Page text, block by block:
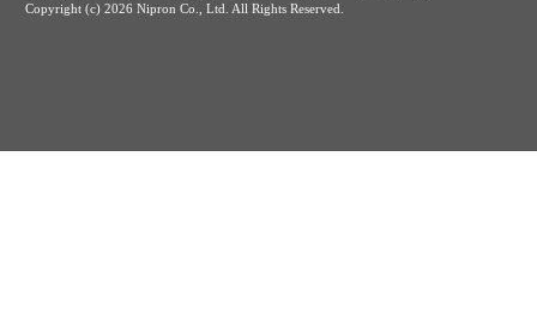
Copyright (c) 2026 Nipron Co., Ltd. All Rights Reserved.